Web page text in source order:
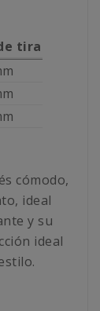
tira
cómodo,
ideal
y su
ideal